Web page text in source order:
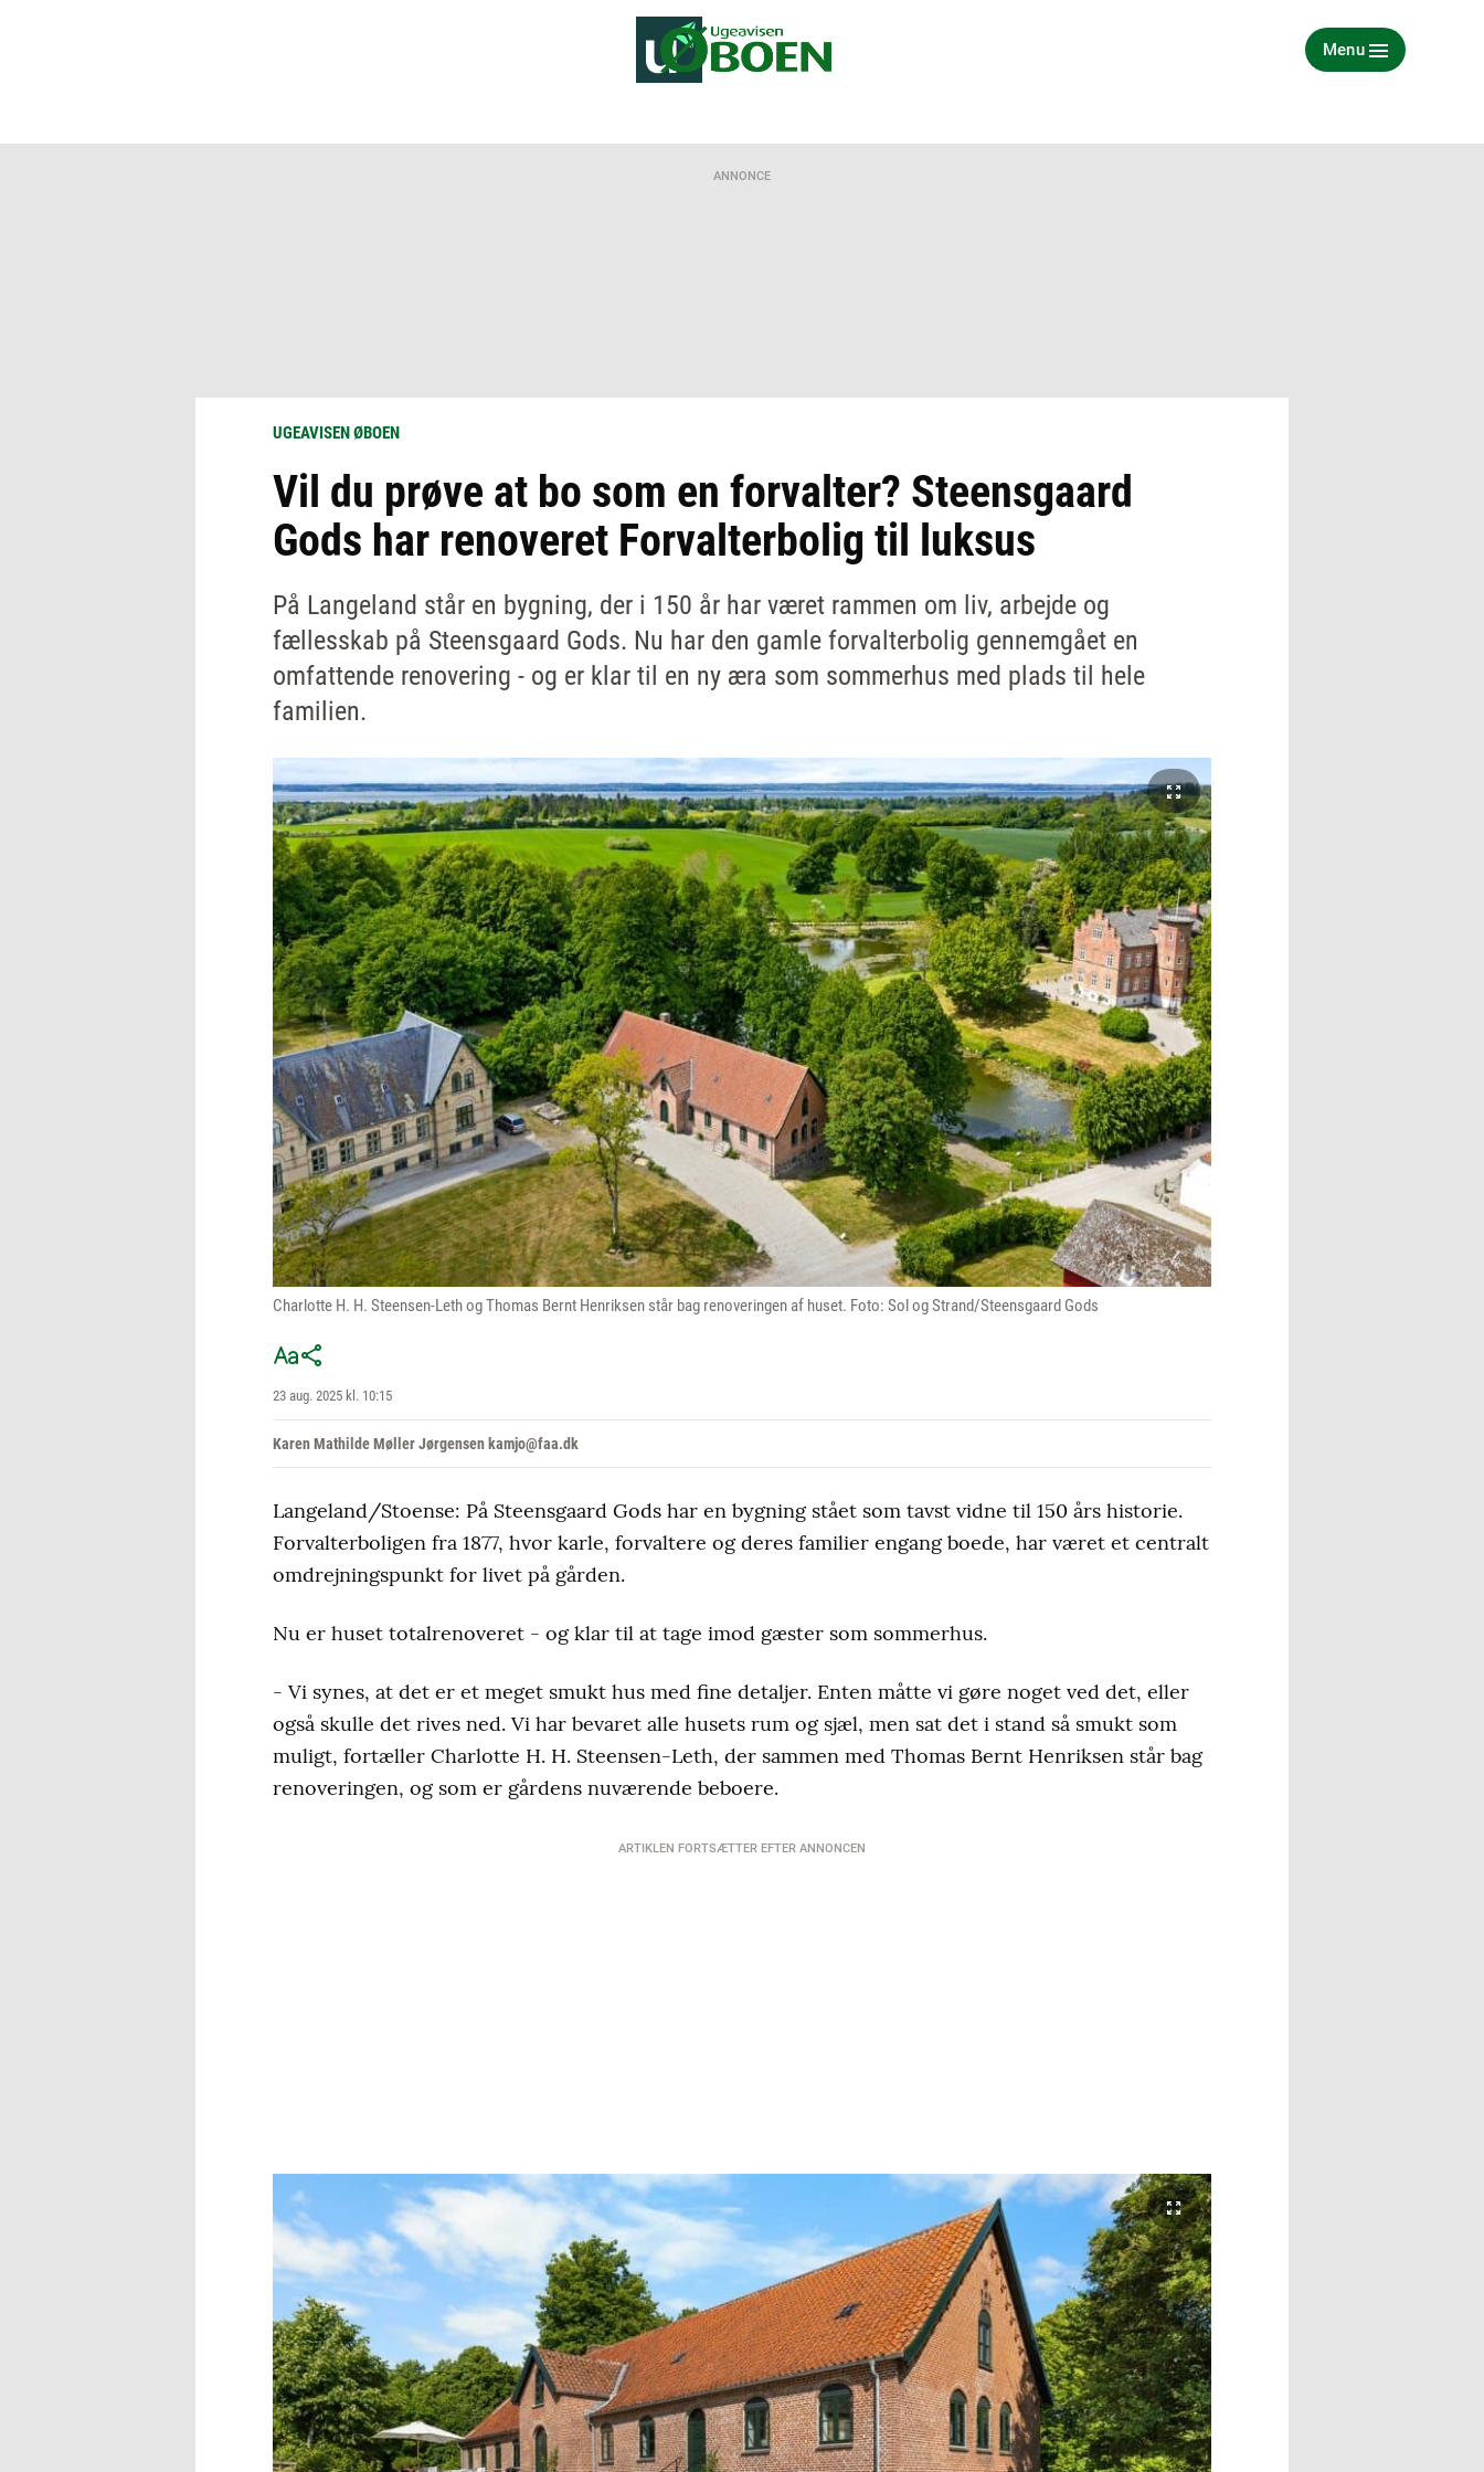
Menu
ANNONCE
UGEAVISEN ØBOEN
Vil du prøve at bo som en forvalter? Steensgaard
Gods har renoveret Forvalterbolig til luksus
På Langeland står en bygning, der i 150 år har været rammen om liv, arbejde og
fællesskab på Steensgaard Gods. Nu har den gamle forvalterbolig gennemgået en
omfattende renovering - og er klar til en ny æra som sommerhus med plads til hele
familien.
Charlotte H. H. Steensen-Leth og Thomas Bernt Henriksen står bag renoveringen af huset. Foto: Sol og Strand/Steensgaard Gods
23 aug. 2025 kl. 10:15
Karen Mathilde Møller Jørgensen kamjo@faa.dk
Langeland/Stoense: På Steensgaard Gods har en bygning stået som tavst vidne til 150 års historie.
Forvalterboligen fra 1877, hvor karle, forvaltere og deres familier engang boede, har været et centralt
omdrejningspunkt for livet på gården.
Nu er huset totalrenoveret - og klar til at tage imod gæster som sommerhus.
- Vi synes, at det er et meget smukt hus med fine detaljer. Enten måtte vi gøre noget ved det, eller
også skulle det rives ned. Vi har bevaret alle husets rum og sjæl, men sat det i stand så smukt som
muligt, fortæller Charlotte H. H. Steensen-Leth, der sammen med Thomas Bernt Henriksen står bag
renoveringen, og som er gårdens nuværende beboere.
ARTIKLEN FORTSÆTTER EFTER ANNONCEN